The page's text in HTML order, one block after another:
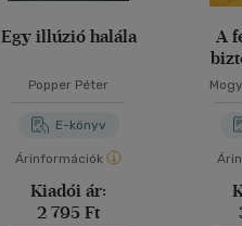
Egy illúzió halála
Popper Péter
E-könyv
Árinformációk
Kiadói ár:
2 795 Ft
A